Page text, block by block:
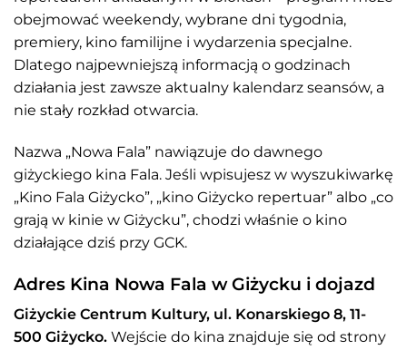
obejmować weekendy, wybrane dni tygodnia,
premiery, kino familijne i wydarzenia specjalne.
Dlatego najpewniejszą informacją o godzinach
działania jest zawsze aktualny kalendarz seansów, a
nie stały rozkład otwarcia.
Nazwa „Nowa Fala” nawiązuje do dawnego
giżyckiego kina Fala. Jeśli wpisujesz w wyszukiwarkę
„Kino Fala Giżycko”, „kino Giżycko repertuar” albo „co
grają w kinie w Giżycku”, chodzi właśnie o kino
działające dziś przy GCK.
Adres Kina Nowa Fala w Giżycku i dojazd
Giżyckie Centrum Kultury, ul. Konarskiego 8, 11-
500 Giżycko. Wejście do kina znajduje się od strony